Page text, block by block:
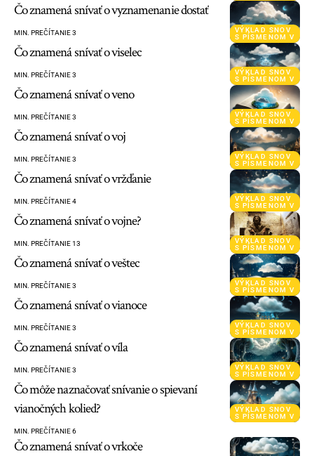
VÝKLAD SNOV
S PÍSMENOM V
Čo znamená snívať o vyznamenanie dostať
MIN. PREČÍTANIE 3
VÝKLAD SNOV
S PÍSMENOM V
Čo znamená snívať o viselec
MIN. PREČÍTANIE 3
VÝKLAD SNOV
S PÍSMENOM V
Čo znamená snívať o veno
MIN. PREČÍTANIE 3
VÝKLAD SNOV
S PÍSMENOM V
Čo znamená snívať o voj
MIN. PREČÍTANIE 3
VÝKLAD SNOV
S PÍSMENOM V
Čo znamená snívať o vržďanie
MIN. PREČÍTANIE 4
VÝKLAD SNOV
S PÍSMENOM V
Čo znamená snívať o vojne?
MIN. PREČÍTANIE 13
VÝKLAD SNOV
S PÍSMENOM V
Čo znamená snívať o veštec
MIN. PREČÍTANIE 3
VÝKLAD SNOV
S PÍSMENOM V
Čo znamená snívať o vianoce
MIN. PREČÍTANIE 3
VÝKLAD SNOV
S PÍSMENOM V
Čo znamená snívať o víla
MIN. PREČÍTANIE 3
VÝKLAD SNOV
S PÍSMENOM V
Čo môže naznačovať snívanie o spievaní
vianočných kolied?
MIN. PREČÍTANIE 6
Čo znamená snívať o vrkoče